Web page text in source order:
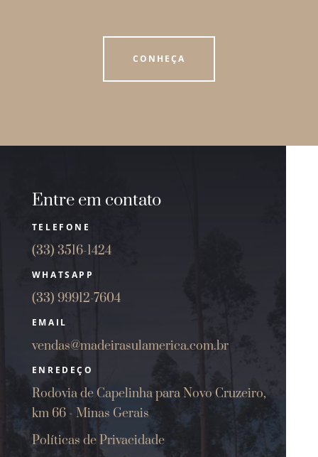
CONHEÇA
Entre em contato
TELEFONE
(33) 3516-1424
WHATSAPP
(33) 99912-7604
EMAIL
vendas@madeirasulamerica.com.br
ENREDEÇO
Rodovia de Capelinha para Novo Cruzeiro,
km 66 - Minas Gerais
Políticas de Privacidade